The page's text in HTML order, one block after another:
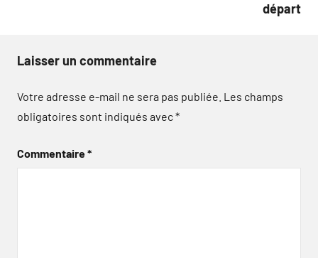
départ
Laisser un commentaire
Votre adresse e-mail ne sera pas publiée. Les champs
obligatoires sont indiqués avec*
Commentaire*